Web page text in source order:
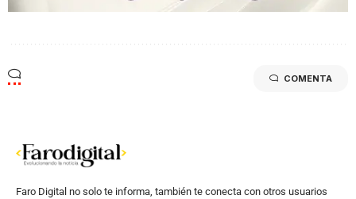
COMENTA
Faro Digital no solo te informa, también te conecta con otros usuarios